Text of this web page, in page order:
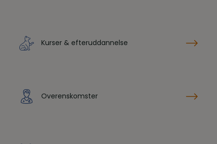
Kurser & efteruddannelse
Overenskomster